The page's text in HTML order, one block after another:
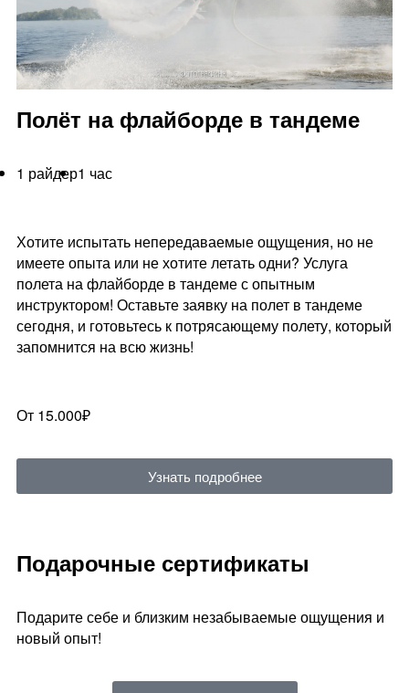
Полёт на флайборде в тандеме
1 райдер1 час
Хотите испытать непередаваемые ощущения, но не
имеете опыта или не хотите летать одни? Услуга
полета на флайборде в тандеме с опытным
инструктором! Оставьте заявку на полет в тандеме
сегодня, и готовьтесь к потрясающему полету, который
запомнится на всю жизнь!
От 15.000₽
Узнать подробнее
Подарочные сертификаты
Подарите себе и близким незабываемые ощущения и
новый опыт!